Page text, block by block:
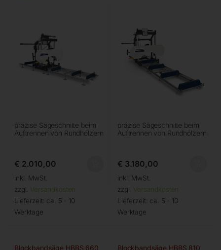
präzise Sägeschnitte beim
Auftrennen von Rundhölzern
€ 2.010,00
inkl. MwSt.
zzgl. Versandkosten
Lieferzeit: ca. 5 - 10
Werktage
präzise Sägeschnitte beim
Auftrennen von Rundhölzern
€ 3.180,00
inkl. MwSt.
zzgl. Versandkosten
Lieferzeit: ca. 5 - 10
Werktage
Blockbandsäge HBBS 660
Blockbandsäge HBBS 810